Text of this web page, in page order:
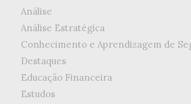
Análise
Análise Estratégica
Conhecimento e Aprendizagem de
Destaques
Educação Financeira
Estudos